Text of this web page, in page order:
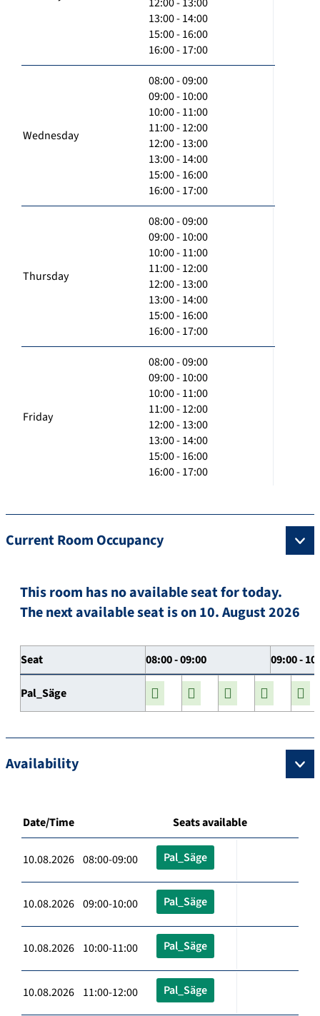
13:00 - 14:00
15:00 - 16:00
16:00 - 17:00
Wednesday
08:00 - 09:00
09:00 - 10:00
10:00 - 11:00
11:00 - 12:00
12:00 - 13:00
13:00 - 14:00
15:00 - 16:00
16:00 - 17:00
Thursday
08:00 - 09:00
09:00 - 10:00
10:00 - 11:00
11:00 - 12:00
12:00 - 13:00
13:00 - 14:00
15:00 - 16:00
16:00 - 17:00
Friday
08:00 - 09:00
09:00 - 10:00
10:00 - 11:00
11:00 - 12:00
12:00 - 13:00
13:00 - 14:00
15:00 - 16:00
16:00 - 17:00
Current Room Occupancy
This room has no available seat for today.
The next available seat is on 10. August 2026
Seat 08:00 - 09:00 09:00 -
Pal_Säge
Availability
Date/Time Seats available
10.08.2026 08:00-09:00 Pal_Säge
10.08.2026 09:00-10:00 Pal_Säge
10.08.2026 10:00-11:00 Pal_Säge
10.08.2026 11:00-12:00 Pal_Säge